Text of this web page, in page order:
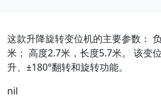
这款升降旋转变位机的主要参数：
米； 高度2.7米，长度5.7米。 该变
升、±180°翻转和旋转功能。
nil